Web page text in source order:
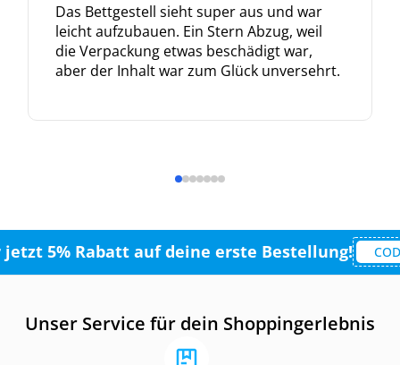
Das Bettgestell sieht super aus und war
leicht aufzubauen. Ein Stern Abzug, weil
die Verpackung etwas beschädigt war,
aber der Inhalt war zum Glück unversehrt.
jetzt 5% Rabatt auf deine erste Bestellung!
Unser Service für dein Shoppingerlebnis